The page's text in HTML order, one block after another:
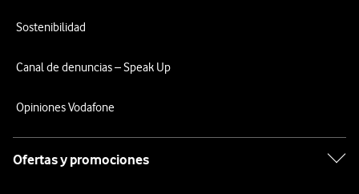
Sostenibilidad
Canal de denuncias – Speak Up
Opiniones Vodafone
Ofertas y promociones